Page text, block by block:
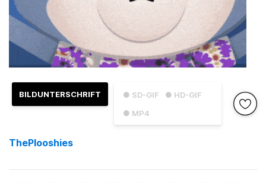
● SD-GIF
● HD-GIF
● MP4
BILDUNTERSCHRIFT
ThePlooshies